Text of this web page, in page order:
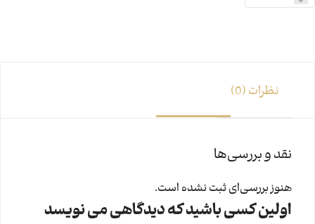
نظرات (0)
نقد و بررسی‌ها
هنوز بررسی‌ای ثبت نشده است.
اولین کسی باشید که دیدگاهی می نویسد